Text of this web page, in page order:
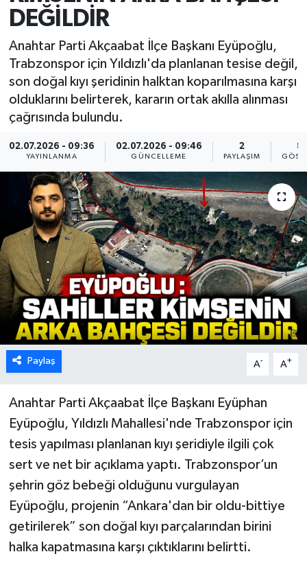
DEĞİLDİR
Anahtar Parti Akçaabat İlçe Başkanı Eyüpoğlu,
Trabzonspor için Yıldızlı'da planlanan tesise değil,
son doğal kıyı şeridinin halktan koparılmasına karşı
olduklarını belirterek, kararın ortak akılla alınması
çağrısında bulundu.
02.07.2026 - 09:36
YAYINLANMA
02.07.2026 - 09:46
GÜNCELLEME
2
PAYLAŞIM
Paylaş A- A+
Anahtar Parti Akçaabat İlçe Başkanı Eyüphan
Eyüpoğlu, Yıldızlı Mahallesi'nde Trabzonspor için
tesis yapılması planlanan kıyı şeridiyle ilgili çok
sert ve net bir açıklama yaptı. Trabzonspor’un
şehrin göz bebeği olduğunu vurgulayan
Eyüpoğlu, projenin “Ankara'dan bir oldu-bittiye
getirilerek” son doğal kıyı parçalarından birini
halka kapatmasına karşı çıktıklarını belirtti.